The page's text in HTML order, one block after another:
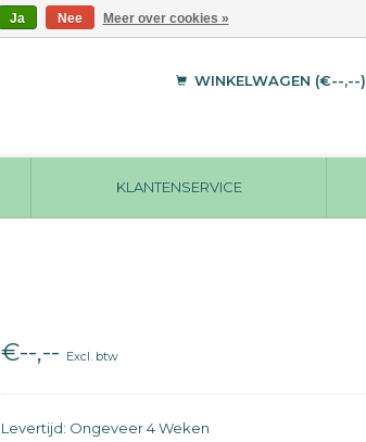
WINKELWAGEN (€--,--)
KLANTENSERVICE
€--,-- Excl. btw
Levertijd: Ongeveer 4 Weken
Ja Nee Meer over cookies »